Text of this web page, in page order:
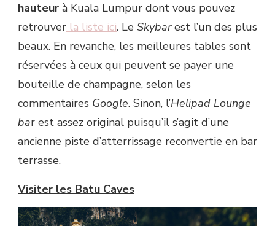
hauteur à Kuala Lumpur dont vous pouvez
retrouver la liste ici. Le Skybarest l’un des plus
beaux. En revanche, les meilleures tables sont
réservées à ceux qui peuvent se payer une
bouteille de champagne, selon les
commentaires Google. Sinon, l’Helipad Lounge
bar est assez original puisqu’il s’agit d’une
ancienne piste d’atterrissage reconvertie en bar
terrasse.
Visiter les Batu Caves